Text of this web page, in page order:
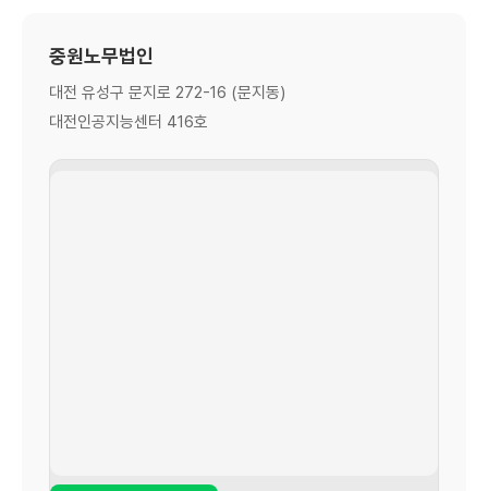
중원노무법인
대전 유성구 문지로 272-16 (문지동)
대전인공지능센터 416호